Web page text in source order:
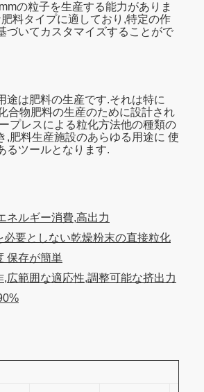
の粒子を生産する能力がありま
料タイプに適しており,特定の作
づいてカスタマイズすることがで
途は肥料の生産です.それは特に
合物肥料の生産のために設計され
プレスによる粒化方法他の種類の
,肥料生産施設のあらゆる用途に 使
るツールとなります.
ネルギー消費,高出力
必要としない乾燥粉末の直接粒化
保存が簡単
,広範囲な適応性,調整可能な挤出力